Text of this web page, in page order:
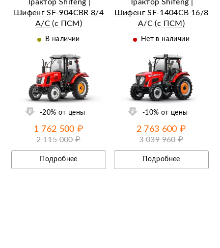
Трактор Shifeng |
Шифенг SF-904СBR 8/4
A/C (с ПСМ)
В наличии
-20% от цены
1 762 500 ₽
2 115 000 ₽
Подробнее
Трактор Shifeng |
Шифенг SF-1404СB 16/8
A/C (с ПСМ)
Нет в наличии
Ещё 25 фотографий
-10% от цены
2 763 600 ₽
3 039 960 ₽
Подробнее